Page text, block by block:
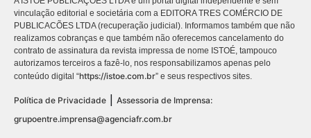
vinculação editorial e societária com a EDITORA TRES COMÉRCIO DE
PUBLICACÕES LTDA (recuperação judicial). Informamos também que não
realizamos cobranças e que também não oferecemos cancelamento do
contrato de assinatura da revista impressa de nome ISTOÉ, tampouco
autorizamos terceiros a fazê-lo, nos responsabilizamos apenas pelo
conteúdo digital “https://istoe.com.br” e seus respectivos sites.
Política de Privacidade
Assessoria de Imprensa:
grupoentre.imprensa@agenciafr.com.br